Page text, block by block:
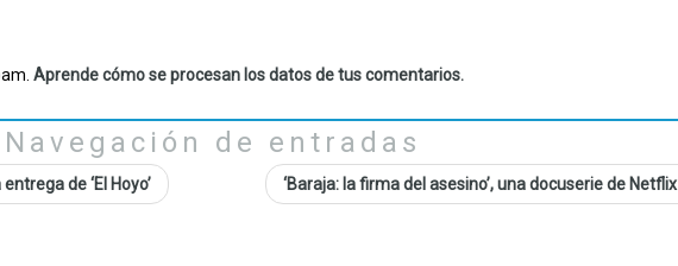
Aprende cómo se procesan los datos de tus comentarios.
Navegación de entradas
de ‘El Hoyo’ ‘Baraja: la firma del asesino’, una docuserie de Netflix